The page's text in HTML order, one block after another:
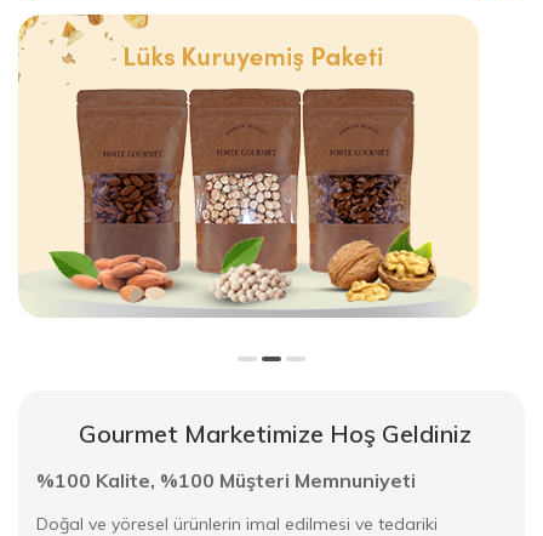
Gourmet Marketimize Hoş Geldiniz
%100 Kalite, %100 Müşteri Memnuniyeti
Doğal ve yöresel ürünlerin imal edilmesi ve tedariki